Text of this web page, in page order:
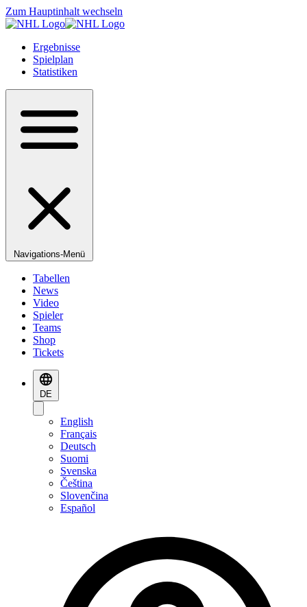
Zum Hauptinhalt wechseln
Ergebnisse
Spielplan
Statistiken
Navigations-Menü
Tabellen
News
Video
Spieler
Teams
Shop
Tickets
DE
English
Français
Deutsch
Suomi
Svenska
Čeština
Slovenčina
Español